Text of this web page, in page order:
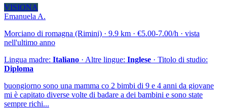
VISIONA
Emanuela A.
Morciano di romagna (Rimini) · 9.9 km · €5.00-7.00/h · vista
nell'ultimo anno
Lingua madre: Italiano · Altre lingue: Inglese · Titolo di studio:
Diploma
buongiorno sono una mamma co 2 bimbi di 9 e 4 anni da giovane
mi è capitato diverse volte di badare a dei bambini e sono state
sempre richi...